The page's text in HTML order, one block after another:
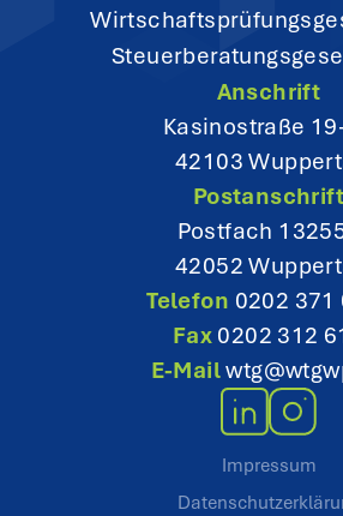
Anschrift
Kasinostraße
42103
Postanschrift
Postfach
42052
Telefon 0202 371
Fax 0202 312
E-Mail
Impressum